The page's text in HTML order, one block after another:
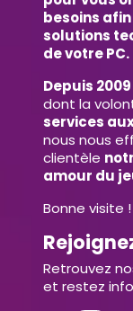
besoins
solutions
de votre PC.
Depuis 2009
dont la
services
nous nous
clientèle
amour du
Bonne visite !
Retrouvez
et restez